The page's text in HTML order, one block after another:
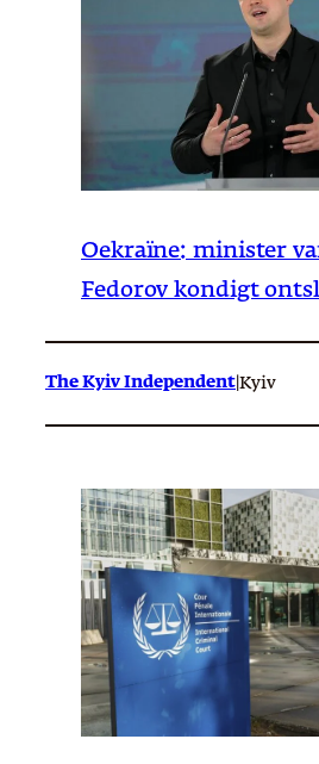
Oekraïne: minister
Fedorov kondigt
The Kyiv Independent Kyiv